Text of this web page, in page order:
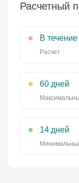
Расчетный
В
Расчет
60 дней
14 дней